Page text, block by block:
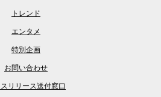
トレンド
エンタメ
特別企画
お問い合わせ
リリース送付窓口